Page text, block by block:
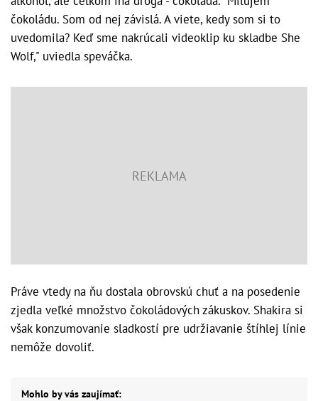
čokoládu. Som od nej závislá. A viete, kedy som si to
uvedomila? Keď sme nakrúcali videoklip ku skladbe She
Wolf," uviedla speváčka.
Práve vtedy na ňu dostala obrovskú chuť a na posedenie
zjedla veľké množstvo čokoládových zákuskov. Shakira si
však konzumovanie sladkostí pre udržiavanie štíhlej línie
nemôže dovoliť.
Mohlo by vás zaujímať: